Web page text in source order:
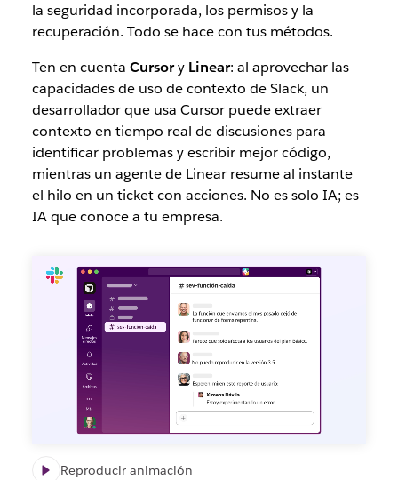
la seguridad incorporada, los permisos y la
recuperación. Todo se hace con tus métodos.
Ten en cuenta Cursory Linear: al aprovechar las
capacidades de uso de contexto de Slack, un
desarrollador que usa Cursor puede extraer
contexto en tiempo real de discusiones para
identificar problemas y escribir mejor código,
mientras un agente de Linear resume al instante
el hilo en un ticket con acciones. No es solo IA; es
IA que conoce a tu empresa.
Reproducir animación